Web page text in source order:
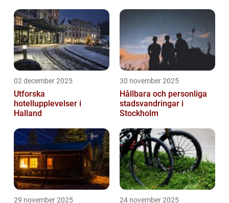
02 december 2025
Utforska
hotellupplevelser i
Halland
30 november 2025
Hållbara och personliga
stadsvandringar i
Stockholm
29 november 2025 24 november 2025